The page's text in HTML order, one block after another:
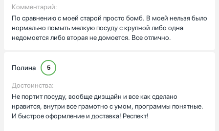
Комментарий:
По сравнению с моей старой просто бомб. В моей нельзя было
нормально помыть мелкую посуду с крупной либо одна
недомоется либо вторая не домоется. Все отлично.
Полина 5
Достоинства:
Не портит посуду, вообще дизщайн и все как сделано
нравится, внутри все грамотно с умом, программы понятные.
И быстрое оформление и доставка! Респект!